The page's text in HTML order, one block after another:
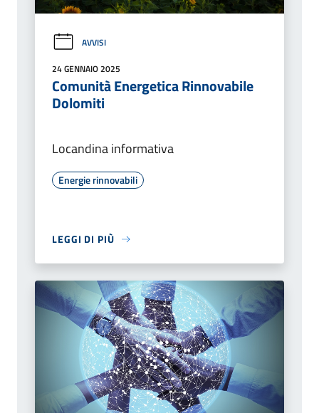
AVVISI
24 GENNAIO 2025
Comunità Energetica Rinnovabile
Dolomiti
Locandina informativa
Energie rinnovabili
LEGGI DI PIÙ